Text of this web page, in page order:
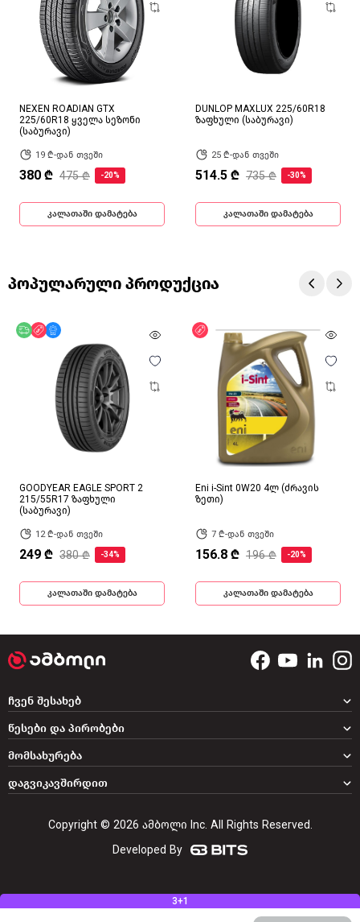
3+1
NEXEN ROADIAN GTX
225/60R18 ყველა სეზონი
(საბურავი)
19 ₾-დან თვეში
380 ₾ 475 ₾ -20%
კალათაში დამატება
DUNLOP MAXLUX 225/60R18
ზაფხული (საბურავი)
25 ₾-დან თვეში
514.5 ₾ 735 ₾ -30%
კალათაში დამატება
პოპულარული პროდუქცია
უფასო მიწოდება
ფასდაკლება
GOODYEAR EAGLE SPORT 2
215/55R17 ზაფხული
(საბურავი)
12 ₾-დან თვეში
249 ₾ 380 ₾ -34%
კალათაში დამატება
ფასდაკლება
Eni i-Sint 0W20 4ლ (ძრავის
ზეთი)
7 ₾-დან თვეში
156.8 ₾ 196 ₾ -20%
კალათაში დამატება
დაგვიკავშირდით
ჩვენ შესახებ
წესები და პირობები
მომსახურება
Copyright © 2026 ამბოლი Inc. All Rights Reserved.
Developed By